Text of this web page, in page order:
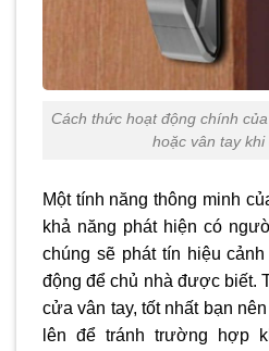
Cách thức hoạt động chính
hoặc vân tay khi
Một tính năng thông minh
khả năng phát hiện có
chúng sẽ phát tín hiệu
động để chủ nhà được biết.
cửa vân tay, tốt nhất bạn
lên để tránh trường hợp